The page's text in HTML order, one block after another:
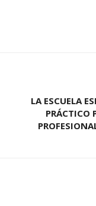
LA ESCUELA
PRÁCTICO